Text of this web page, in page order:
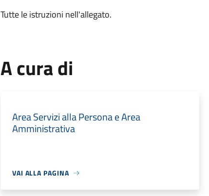
Tutte le istruzioni nell'allegato.
A cura di
Area Servizi alla Persona e Area
Amministrativa
VAI ALLA PAGINA